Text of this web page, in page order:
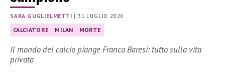
SARA GUGLIELMETTI |31 LUGLIO 2026
CALCIATORE MILAN MORTE
Il mondo del calcio piange Franco Baresi: tutto sulla vita
privata